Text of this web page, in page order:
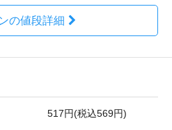
の値段詳細
517円(税込569円)